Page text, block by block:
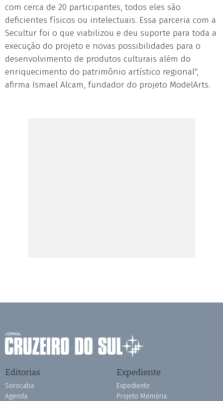
com cerca de 20 participantes, todos eles são
deficientes físicos ou intelectuais. Essa parceria com a
Secultur foi o que viabilizou e deu suporte para toda a
execução do projeto e novas possibilidades para o
desenvolvimento de produtos culturais além do
enriquecimento do patrimônio artístico regional",
afirma Ismael Alcam, fundador do projeto ModelArts.
Editorias
Sorocaba
Agenda
Expediente
Expediente
Projeto Memória